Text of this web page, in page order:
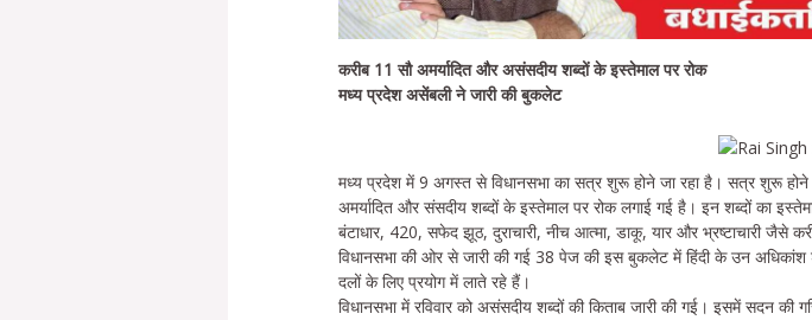
करीब 11 सौ अमर्यादित और असंसदीय शब्दों के इस्तेमाल पर रोक
मध्य प्रदेश असेंबली ने जारी की बुकलेट
मध्य प्रदेश में 9 अगस्त से विधानसभा का सत्र शुरू होने जा रहा है। सत्र शुरू
अमर्यादित और संसदीय शब्दों के इस्तेमाल पर रोक लगाई गई है। इन शब्दों का
बंटाधार, 420, सफेद झूठ, दुराचारी, नीच आत्मा, डाकू, यार और भ्रष्टाचारी जैसे
विधानसभा की ओर से जारी की गई 38 पेज की इस बुकलेट में हिंदी के उन अधिकांश
दलों के लिए प्रयोग में लाते रहे हैं।
विधानसभा में रविवार को असंसदीय शब्दों की किताब जारी की गई। इसमें सदन की